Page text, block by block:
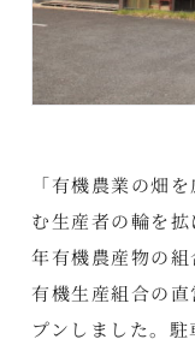
「有機農業の畑
む生産者の輪を
年有機農産物の
有機生産組合の
プンしました。